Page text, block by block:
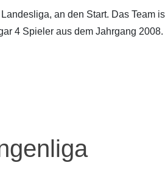
an den Start. Das Team
4 Spieler aus dem Jahrgang 2008.